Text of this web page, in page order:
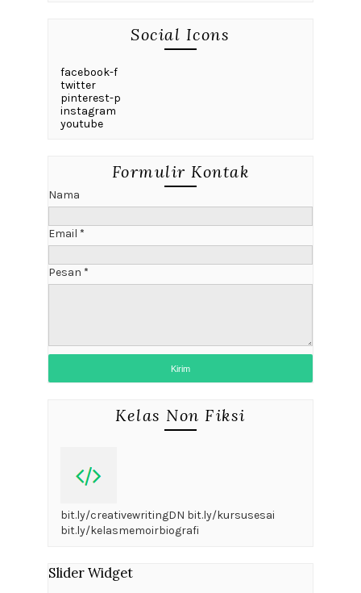
Social Icons
facebook-f
twitter
pinterest-p
instagram
youtube
Formulir Kontak
Nama
Email *
Pesan *
Kelas Non Fiksi
bit.ly/creativewritingDN bit.ly/kursusesai
bit.ly/kelasmemoirbiografi
Slider Widget